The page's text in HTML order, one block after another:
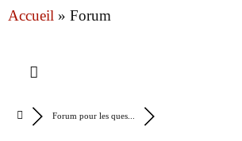
Accueil » Forum
Forum pour les ques...